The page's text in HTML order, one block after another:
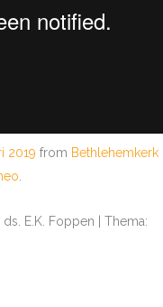
2019 from Bethlehemkerk
E.K. Foppen | Thema: